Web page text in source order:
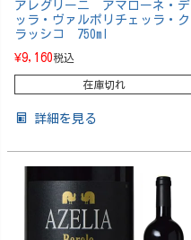
アレグリーニ アマローネ・デ
ッラ・ヴァルポリチェッラ・ク
ラッシコ 750ml
¥9,160税込
在庫切れ
詳細を見る